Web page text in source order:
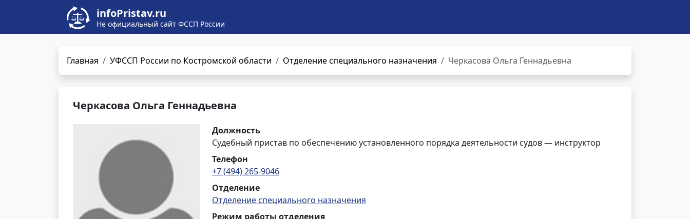
infoPristav.ru
Не официальный сайт ФССП России
Главная УФССП России по Костромской области Отделение специального назначения Черкасова Ольга Геннадьевна
Черкасова Ольга Геннадьевна
Должность
Судебный пристав по обеспечению установленного порядка деятельности судов — инструктор
Телефон
+7 (494) 265-9046
Отделение
Отделение специального назначения
Режим работы отделения